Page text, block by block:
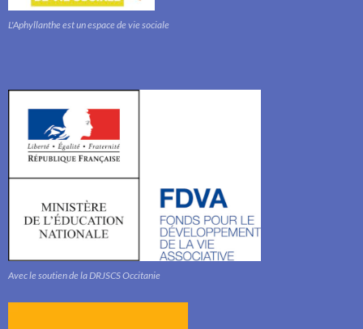
L'Aphyllanthe est un espace de vie sociale
Avec le soutien de la DRJSCS Occitanie